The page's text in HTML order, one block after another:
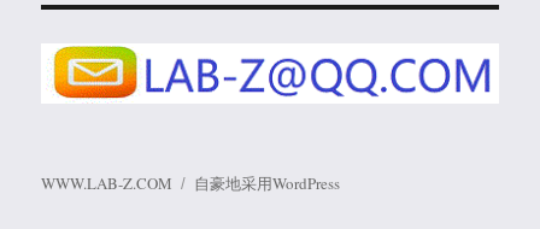
WWW.LAB-Z.COM 自豪地采用WordPress